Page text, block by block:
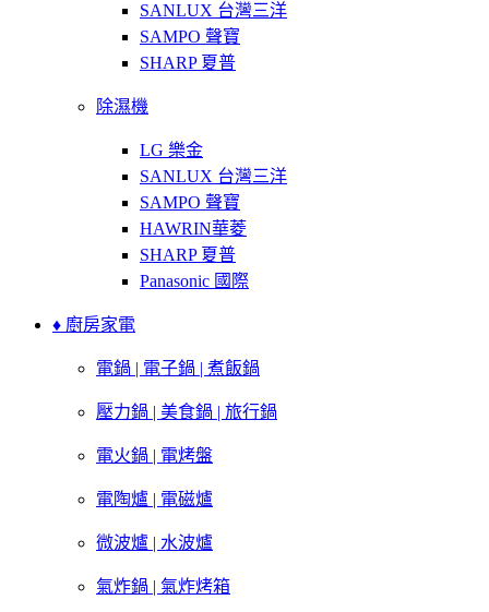
SANLUX 台灣三洋
SAMPO 聲寶
SHARP 夏普
除濕機
LG 樂金
SANLUX 台灣三洋
SAMPO 聲寶
HAWRIN華菱
SHARP 夏普
Panasonic 國際
♦ 廚房家電
電鍋 | 電子鍋 | 煮飯鍋
壓力鍋 | 美食鍋 | 旅行鍋
電火鍋 | 電烤盤
電陶爐 | 電磁爐
微波爐 | 水波爐
氣炸鍋 | 氣炸烤箱